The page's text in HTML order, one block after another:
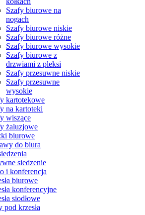
Szafy biurowe na
nogach
Szafy biurowe niskie
Szafy biurowe różne
Szafy biurowe wysokie
Szafy biurowe z
drzwiami z pleksi
Szafy przesuwne niskie
Szafy przesuwne
wysokie
kartotekowe
na kartoteki
wiszące
żaluzjowe
biurowe
do biura
siedzenie
i konferencja
biurowe
konferencyjne
siodłowe
pod krzesła